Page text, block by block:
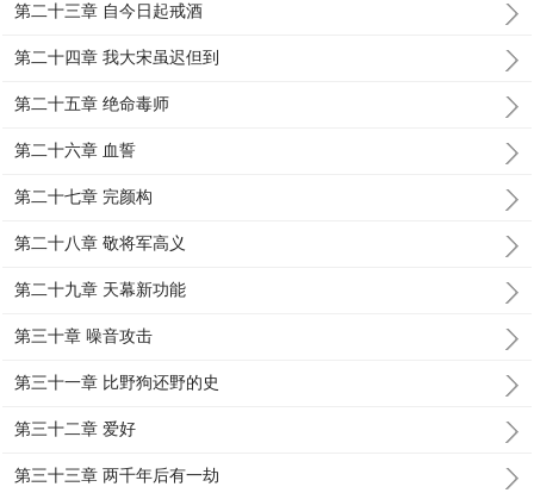
第二十三章 自今日起戒酒
第二十四章 我大宋虽迟但到
第二十五章 绝命毒师
第二十六章 血誓
第二十七章 完颜构
第二十八章 敬将军高义
第二十九章 天幕新功能
第三十章 噪音攻击
第三十一章 比野狗还野的史
第三十二章 爱好
第三十三章 两千年后有一劫